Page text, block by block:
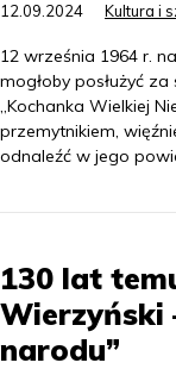
12.09.2024 Kultura i
12 września 1964 r.
mogłoby posłużyć
„Kochanka Wielkiej
przemytnikiem,
odnaleźć w jego
130 lat
Wierzyński
narodu”